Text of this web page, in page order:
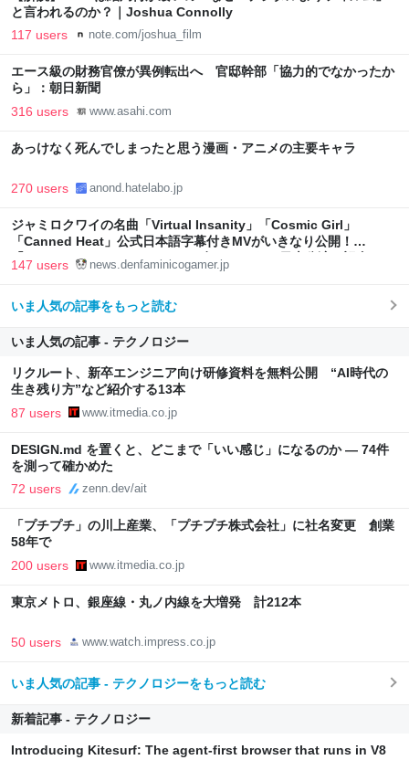
と言われるのか？｜Joshua Connolly
117 users note.com/joshua_film
エース級の財務官僚が異例転出へ 官邸幹部「協力的でなかったか
ら」：朝日新聞
316 users www.asahi.com
あっけなく死んでしまったと思う漫画・アニメの主要キャラ
270 users anond.hatelabo.jp
ジャミロクワイの名曲「Virtual Insanity」「Cosmic Girl」
「Canned Heat」公式日本語字幕付きMVがいきなり公開！
「SUMMER SONIC 2026」での9年ぶりとなる日本公演を記念して
147 users news.denfaminicogamer.jp
いま人気の記事をもっと読む
いま人気の記事 - テクノロジー
リクルート、新卒エンジニア向け研修資料を無料公開 “AI時代の
生き残り方”など紹介する13本
87 users www.itmedia.co.jp
DESIGN.md を置くと、どこまで「いい感じ」になるのか — 74件
を測って確かめた
72 users zenn.dev/ait
「プチプチ」の川上産業、「プチプチ株式会社」に社名変更 創業
58年で
200 users www.itmedia.co.jp
東京メトロ、銀座線・丸ノ内線を大増発 計212本
50 users www.watch.impress.co.jp
いま人気の記事 - テクノロジーをもっと読む
新着記事 - テクノロジー
Introducing Kitesurf: The agent-first browser that runs in V8